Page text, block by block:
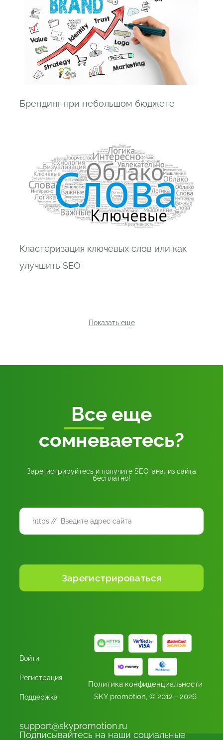
Брендинг при небольшом бюджете
Кластеризация ключевых слов или как
улучшить SEO
Показать еще
Все еще
сомневаетесь?
Зарегистрируйтесь и получите SEO-анализ сайта
бесплатно!
Войти
Регистрация
Поддержка
Политика конфиденциальности
SKY promotion, © 2012 - 2026
support@skypromotion.ru
Подписывайтесь на наши социальные